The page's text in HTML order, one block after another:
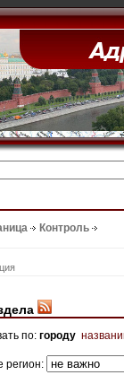
Контроль
по: городу
регион: